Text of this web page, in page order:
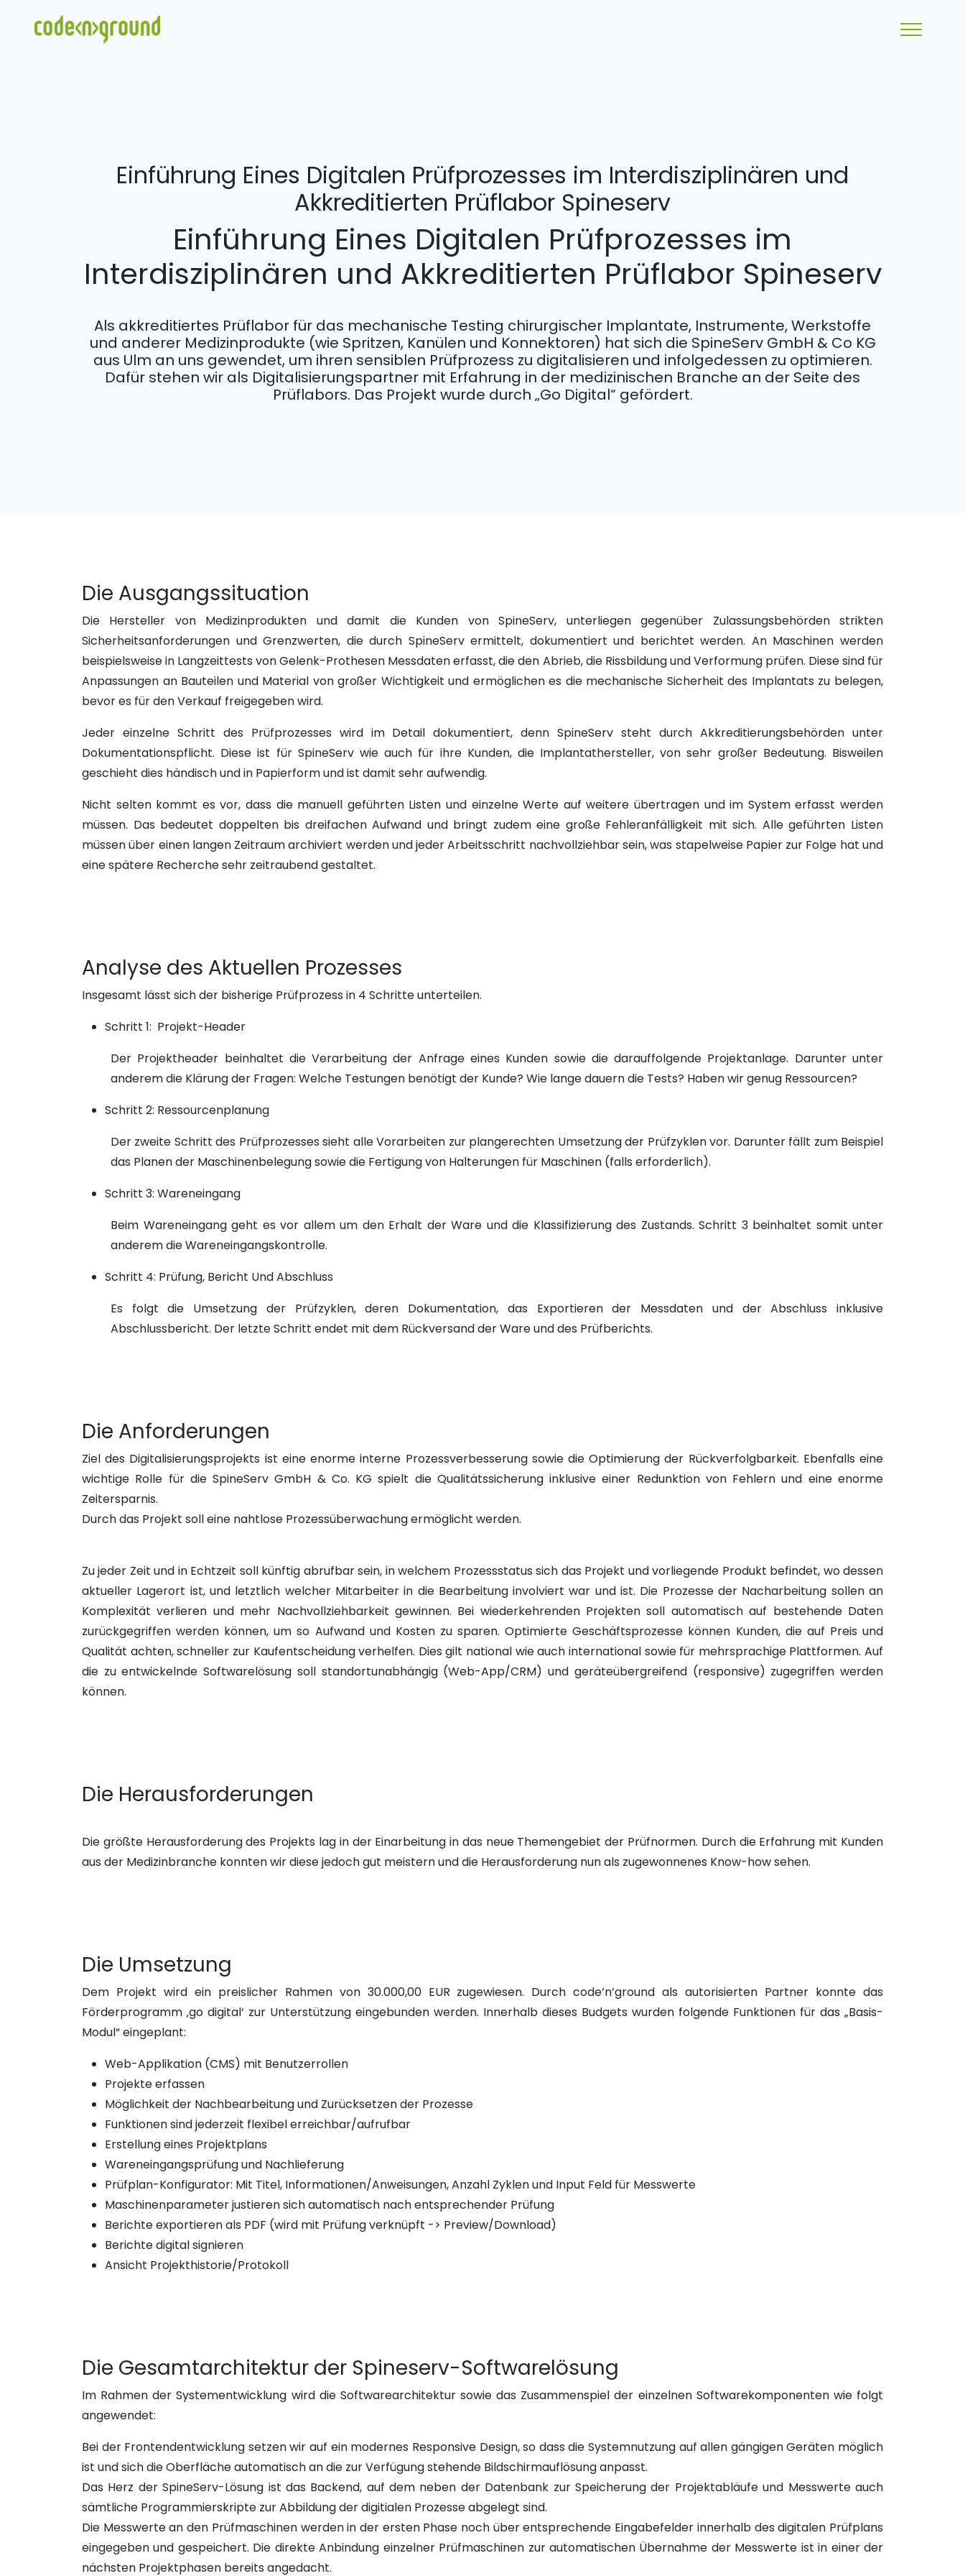
Einführung Eines Digitalen Prüfprozesses im Interdisziplinären und
Akkreditierten Prüflabor Spineserv
Einführung Eines Digitalen Prüfprozesses im
Interdisziplinären und Akkreditierten Prüflabor Spineserv
Als akkreditiertes Prüflabor für das mechanische Testing chirurgischer Implantate, Instrumente, Werkstoffe
und anderer Medizinprodukte (wie Spritzen, Kanülen und Konnektoren) hat sich die SpineServ GmbH & Co KG
aus Ulm an uns gewendet, um ihren sensiblen Prüfprozess zu digitalisieren und infolgedessen zu optimieren.
Dafür stehen wir als Digitalisierungspartner mit Erfahrung in der medizinischen Branche an der Seite des
Prüflabors. Das Projekt wurde durch „Go Digital“ gefördert.
Die Ausgangssituation
Die Hersteller von Medizinprodukten und damit die Kunden von SpineServ, unterliegen gegenüber Zulassungsbehörden strikten
Sicherheitsanforderungen und Grenzwerten, die durch SpineServ ermittelt, dokumentiert und berichtet werden. An Maschinen werden
beispielsweise in Langzeittests von Gelenk-Prothesen Messdaten erfasst, die den Abrieb, die Rissbildung und Verformung prüfen. Diese sind für
Anpassungen an Bauteilen und Material von großer Wichtigkeit und ermöglichen es die mechanische Sicherheit des Implantats zu belegen,
bevor es für den Verkauf freigegeben wird.
Jeder einzelne Schritt des Prüfprozesses wird im Detail dokumentiert, denn SpineServ steht durch Akkreditierungsbehörden unter
Dokumentationspflicht. Diese ist für SpineServ wie auch für ihre Kunden, die Implantathersteller, von sehr großer Bedeutung. Bisweilen
geschieht dies händisch und in Papierform und ist damit sehr aufwendig.
Nicht selten kommt es vor, dass die manuell geführten Listen und einzelne Werte auf weitere übertragen und im System erfasst werden
müssen. Das bedeutet doppelten bis dreifachen Aufwand und bringt zudem eine große Fehleranfälligkeit mit sich. Alle geführten Listen
müssen über einen langen Zeitraum archiviert werden und jeder Arbeitsschritt nachvollziehbar sein, was stapelweise Papier zur Folge hat und
eine spätere Recherche sehr zeitraubend gestaltet.
Analyse des Aktuellen Prozesses
Insgesamt lässt sich der bisherige Prüfprozess in 4 Schritte unterteilen.
Schritt 1: Projekt-Header
Der Projektheader beinhaltet die Verarbeitung der Anfrage eines Kunden sowie die darauffolgende Projektanlage. Darunter unter
anderem die Klärung der Fragen: Welche Testungen benötigt der Kunde? Wie lange dauern die Tests? Haben wir genug Ressourcen?
Schritt 2: Ressourcenplanung
Der zweite Schritt des Prüfprozesses sieht alle Vorarbeiten zur plangerechten Umsetzung der Prüfzyklen vor. Darunter fällt zum Beispiel
das Planen der Maschinenbelegung sowie die Fertigung von Halterungen für Maschinen (falls erforderlich).
Schritt 3: Wareneingang
Beim Wareneingang geht es vor allem um den Erhalt der Ware und die Klassifizierung des Zustands. Schritt 3 beinhaltet somit unter
anderem die Wareneingangskontrolle.
Schritt 4: Prüfung, Bericht Und Abschluss
Es folgt die Umsetzung der Prüfzyklen, deren Dokumentation, das Exportieren der Messdaten und der Abschluss inklusive
Abschlussbericht. Der letzte Schritt endet mit dem Rückversand der Ware und des Prüfberichts.
Die Anforderungen
Ziel des Digitalisierungsprojekts ist eine enorme interne Prozessverbesserung sowie die Optimierung der Rückverfolgbarkeit. Ebenfalls eine
wichtige Rolle für die SpineServ GmbH & Co. KG spielt die Qualitätssicherung inklusive einer Redunktion von Fehlern und eine enorme
Zeitersparnis.
Durch das Projekt soll eine nahtlose Prozessüberwachung ermöglicht werden.
Zu jeder Zeit und in Echtzeit soll künftig abrufbar sein, in welchem Prozessstatus sich das Projekt und vorliegende Produkt befindet, wo dessen
aktueller Lagerort ist, und letztlich welcher Mitarbeiter in die Bearbeitung involviert war und ist. Die Prozesse der Nacharbeitung sollen an
Komplexität verlieren und mehr Nachvollziehbarkeit gewinnen. Bei wiederkehrenden Projekten soll automatisch auf bestehende Daten
zurückgegriffen werden können, um so Aufwand und Kosten zu sparen. Optimierte Geschäftsprozesse können Kunden, die auf Preis und
Qualität achten, schneller zur Kaufentscheidung verhelfen. Dies gilt national wie auch international sowie für mehrsprachige Plattformen. Auf
die zu entwickelnde Softwarelösung soll standortunabhängig (Web-App/CRM) und geräteübergreifend (responsive) zugegriffen werden
können.
Die Herausforderungen
Die größte Herausforderung des Projekts lag in der Einarbeitung in das neue Themengebiet der Prüfnormen. Durch die Erfahrung mit Kunden
aus der Medizinbranche konnten wir diese jedoch gut meistern und die Herausforderung nun als zugewonnenes Know-how sehen.
Die Umsetzung
Dem Projekt wird ein preislicher Rahmen von 30.000,00 EUR zugewiesen. Durch code’n’ground als autorisierten Partner konnte das
Förderprogramm ‚go digital‘ zur Unterstützung eingebunden werden. Innerhalb dieses Budgets wurden folgende Funktionen für das „Basis-
Modul“ eingeplant:
Web-Applikation (CMS) mit Benutzerrollen
Projekte erfassen
Möglichkeit der Nachbearbeitung und Zurücksetzen der Prozesse
Funktionen sind jederzeit flexibel erreichbar/aufrufbar
Erstellung eines Projektplans
Wareneingangsprüfung und Nachlieferung
Prüfplan-Konfigurator: Mit Titel, Informationen/Anweisungen, Anzahl Zyklen und Input Feld für Messwerte
Maschinenparameter justieren sich automatisch nach entsprechender Prüfung
Berichte exportieren als PDF (wird mit Prüfung verknüpft -> Preview/Download)
Berichte digital signieren
Ansicht Projekthistorie/Protokoll
Die Gesamtarchitektur der Spineserv-Softwarelösung
Im Rahmen der Systementwicklung wird die Softwarearchitektur sowie das Zusammenspiel der einzelnen Softwarekomponenten wie folgt
angewendet:
Bei der Frontendentwicklung setzen wir auf ein modernes Responsive Design, so dass die Systemnutzung auf allen gängigen Geräten möglich
ist und sich die Oberfläche automatisch an die zur Verfügung stehende Bildschirmauflösung anpasst.
Das Herz der SpineServ-Lösung ist das Backend, auf dem neben der Datenbank zur Speicherung der Projektabläufe und Messwerte auch
sämtliche Programmierskripte zur Abbildung der digitialen Prozesse abgelegt sind.
Die Messwerte an den Prüfmaschinen werden in der ersten Phase noch über entsprechende Eingabefelder innerhalb des digitalen Prüfplans
eingegeben und gespeichert. Die direkte Anbindung einzelner Prüfmaschinen zur automatischen Übernahme der Messwerte ist in einer der
nächsten Projektphasen bereits angedacht.